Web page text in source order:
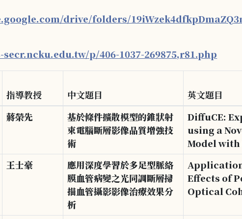
drive/folders/
p/406-1037-269875,r81.php
指導教授 中文題目 英文題目
蔣榮先
基於條件擴散模型的錐狀射
束電腦斷層影像品質增強技
術
DiffuCE:
using a
Model
王士豪
應用深度學習於多足型脈絡
膜血管病變之光同調斷層掃
描血管攝影影像治療效果分
析
Effects of
Optical